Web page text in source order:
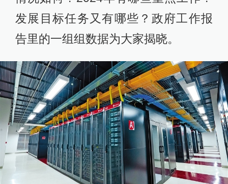
发展目标任务又有哪些？政府工作报
告里的一组组数据为大家揭晓。